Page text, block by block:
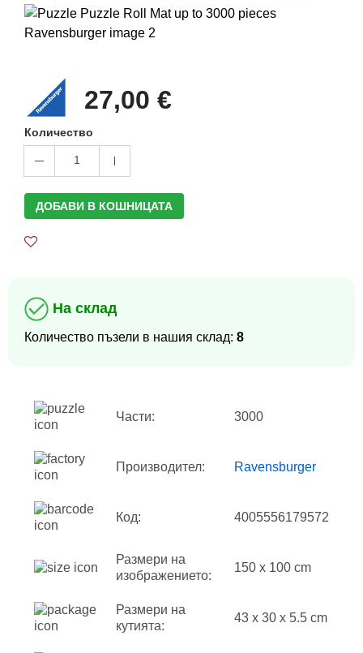
27,00 €
Количество
1
ДОБАВИ В КОШНИЦАТА
На склад
Количество пъзели в нашия склад: 8
Части: 3000
Производител: Ravensburger
Код: 4005556179572
Размери на
изображението:
150 x 100 cm
Размери на
кутията:
43 x 30 x 5.5 cm